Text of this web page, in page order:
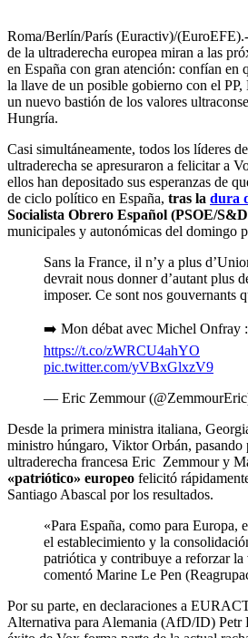
Roma/Berlín/París (Euractiv)/
de la ultraderecha europea miran a las
en España con gran atención: confían en
la llave de un posible gobierno con el PP,
un nuevo bastión de los valores
Hungría.
Casi simultáneamente, todos los líderes
ultraderecha se apresuraron a felicitar a
ellos han depositado sus esperanzas de
de ciclo político en España, tras la dura
Socialista Obrero Español (PSOE/
municipales y autonómicas del domingo
Sans la France, il n’y a plus
devrait nous donner d’autant plus
imposer. Ce sont nos gouvernants
➡️ Mon débat avec Michel Onfray :
https://t.co/zWRCU4ahYO
pic.twitter.com/yVBxGlxzV9
— Eric Zemmour
Desde la primera ministra italiana,
ministro húngaro, Viktor Orbán, pasando
ultraderecha francesa Eric Zemmour y
«patriótico» europeo felicitó
Santiago Abascal por los resultados.
«Para España, como para Europa,
el establecimiento y la
patriótica y contribuye a reforzar la
comentó Marine Le Pen
Por su parte, en declaraciones a
Alternativa para Alemania (AfD/ID) Petr